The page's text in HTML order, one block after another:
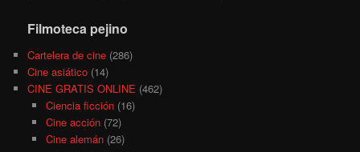
Filmoteca pejino
Cartelera de cine (286)
Cine asiático (14)
CINE GRATIS ONLINE (462)
Ciencia ficción(16)
Cine acción(72)
Cine alemán(26)